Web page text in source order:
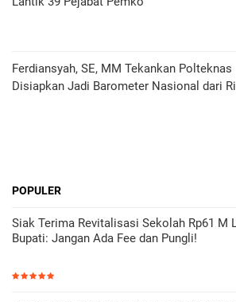
Ferdiansyah, SE, MM Tekankan Polteknas
Disiapkan Jadi Barometer Nasional dari
POPULER
Siak Terima Revitalisasi Sekolah Rp61 M
Bupati: Jangan Ada Fee dan Pungli!